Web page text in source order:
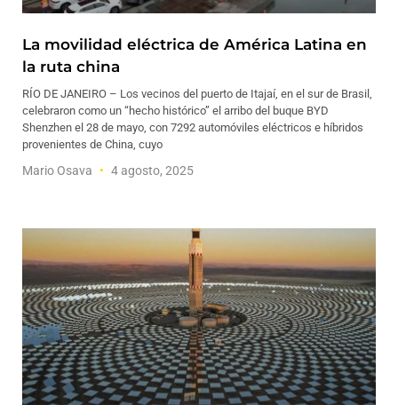
La movilidad eléctrica de América Latina en
la ruta china
RÍO DE JANEIRO – Los vecinos del puerto de Itajaí, en el sur de Brasil,
celebraron como un “hecho histórico” el arribo del buque BYD
Shenzhen el 28 de mayo, con 7292 automóviles eléctricos e híbridos
provenientes de China, cuyo
Mario Osava 4 agosto, 2025